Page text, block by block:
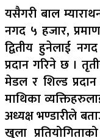
यसैगरी बाल
नगद ५ हजार,
द्वितीय हुनेलाई
प्रदान गरिने छ ।
मेडल र शिल्ड
माथिका
अध्यक्ष भण्डारीले
खुला